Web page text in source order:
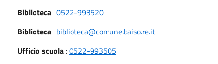
Biblioteca :0522-993520
Biblioteca : biblioteca@comune.baiso.re.it
Ufficio scuola :0522-993505